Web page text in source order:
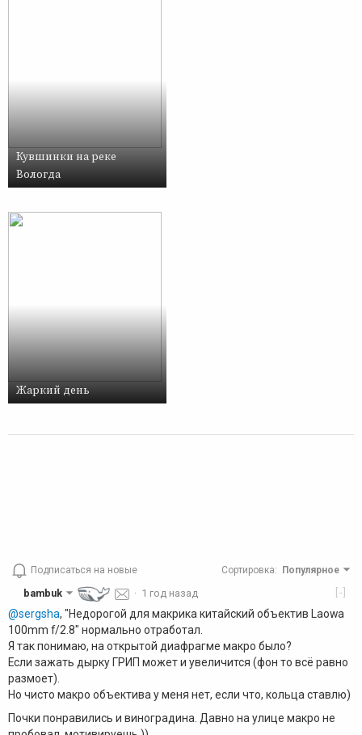
Кувшинки на реке
Вологда
Жаркий день
Подписаться на новые Сортировка: Популярное
[-]
bambuk · 1 год назад
@sergsha, "Недорогой для макрика китайский объектив Laowa
100mm f/2.8" нормально отработал.
Я так понимаю, на открытой диафрагме макро было?
Если зажать дырку ГРИП может и увеличится (фон то всё равно
размоет).
Но чисто макро объектива у меня нет, если что, кольца ставлю)
Почки понравились и виноградина. Давно на улице макро не